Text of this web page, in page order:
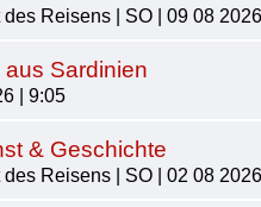
Reisens | SO | 09 08
Sardinien
| 9:05
& Geschichte
Reisens | SO | 02 08